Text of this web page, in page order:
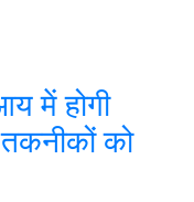
में होगी
को